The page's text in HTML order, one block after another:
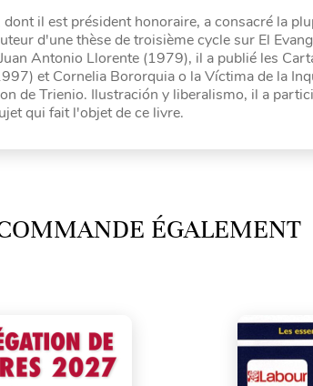
il est président honoraire, a consacré la
d'une thèse de troisième cycle sur El
Antonio Llorente (1979), il a publié les
et Cornelia Bororquia o la Víctima de la
de Trienio. Ilustración y liberalismo, il a
qui fait l'objet de ce livre.
ÉGALEMENT